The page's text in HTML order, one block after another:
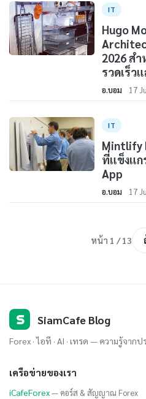
IT
Hugo
2026 ส
รวดเร็ว
อ.บอม 17
IT
Mintlify
ที่แข็งแก
App
อ.บอม 17
หน้า 1 / 13
S SiamCafe Blog
Forex · ไอที · AI · เทรด — ความรู้จา
เครือข่ายของเรา
iCafeForex— คอร์ส & สัญญาณ Forex